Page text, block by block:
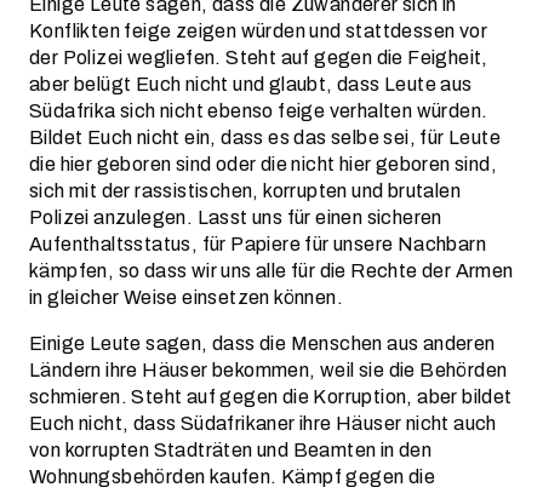
Konflikten feige zeigen würden und stattdessen vor
der Polizei wegliefen. Steht auf gegen die Feigheit,
aber belügt Euch nicht und glaubt, dass Leute aus
Südafrika sich nicht ebenso feige verhalten würden.
Bildet Euch nicht ein, dass es das selbe sei, für Leute
die hier geboren sind oder die nicht hier geboren sind,
sich mit der rassistischen, korrupten und brutalen
Polizei anzulegen. Lasst uns für einen sicheren
Aufenthaltsstatus, für Papiere für unsere Nachbarn
kämpfen, so dass wir uns alle für die Rechte der Armen
in gleicher Weise einsetzen können.
Einige Leute sagen, dass die Menschen aus anderen
Ländern ihre Häuser bekommen, weil sie die Behörden
schmieren. Steht auf gegen die Korruption, aber bildet
Euch nicht, dass Südafrikaner ihre Häuser nicht auch
von korrupten Stadträten und Beamten in den
Wohnungsbehörden kaufen. Kämpf gegen die